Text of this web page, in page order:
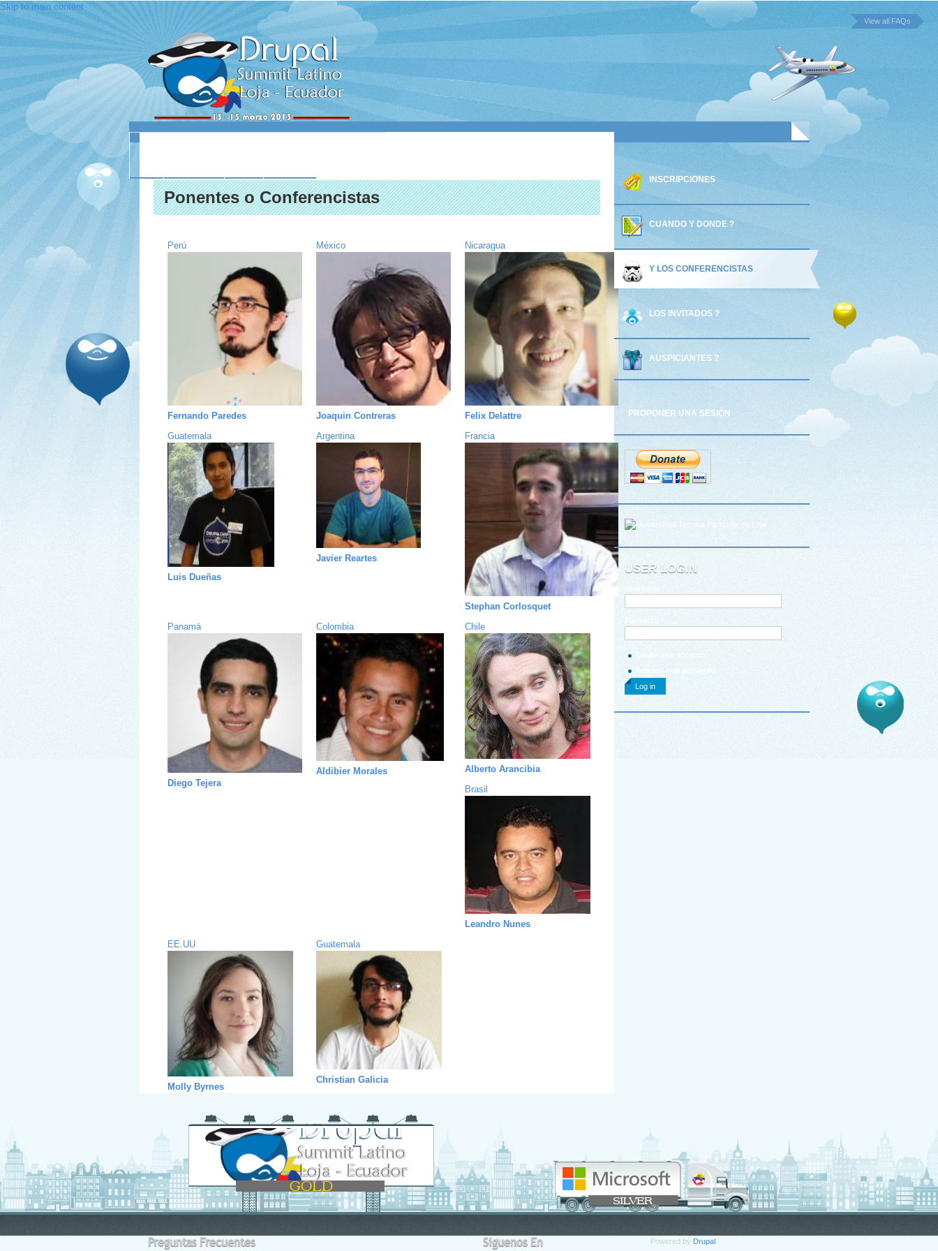
Skip to main content
Ponentes o Conferencistas
Perú
Fernando Paredes
México
Joaquin Contreras
Nicaragua
Felix Delattre
Guatemala
Luis Dueñas
Argentina
Javier Reartes
Francia
Stephan Corlosquet
Panamá
Diego Tejera
Colombia
Aldibier Morales
Chile
Alberto Arancibia
Brasil
Leandro Nunes
EE.UU
Molly Byrnes
Guatemala
Christian Galicia
INSCRIPCIONES
CUANDO Y DONDE ?
Y LOS CONFERENCISTAS
LOS INVITADOS ?
AUSPICIANTES ?
PROPONER UNA SESIÓN
USER LOGIN
Preguntas Frecuentes
View all FAQs
Siguenos En Powered by Drupal